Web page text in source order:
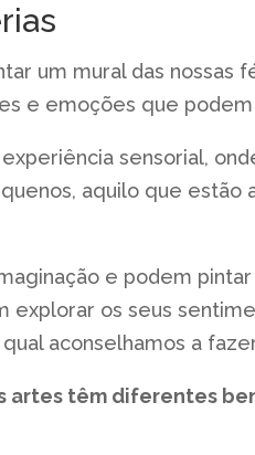
um mural das
e emoções que
sensorial,
aquilo que
e podem
os seus
aconselhamos a
artes têm diferentes